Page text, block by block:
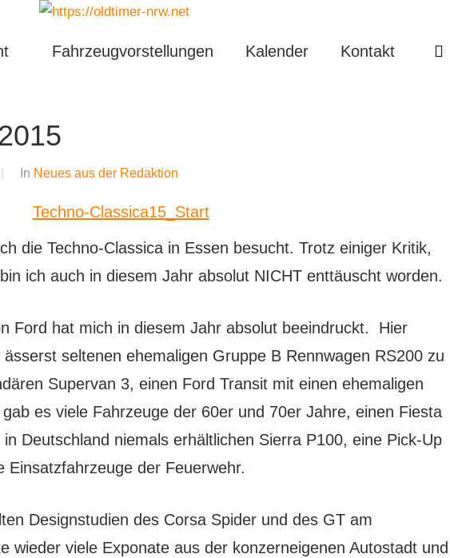
Fahrzeugvorstellungen Kalender Kontakt
In Neues aus der Redaktion
die Techno-Classica in Essen besucht. Trotz einiger Kritik,
ich auch in diesem Jahr absolut NICHT enttäuscht worden.
Ford hat mich in diesem Jahr absolut beeindruckt. Hier
seltenen ehemaligen Gruppe B Rennwagen RS200 zu
Supervan 3, einen Ford Transit mit einen ehemaligen
es viele Fahrzeuge der 60er und 70er Jahre, einen Fiesta
Deutschland niemals erhältlichen Sierra P100, eine Pick-Up
Einsatzfahrzeuge der Feuerwehr.
Designstudien des Corsa Spider und des GT am
wieder viele Exponate aus der konzerneigenen Autostadt und